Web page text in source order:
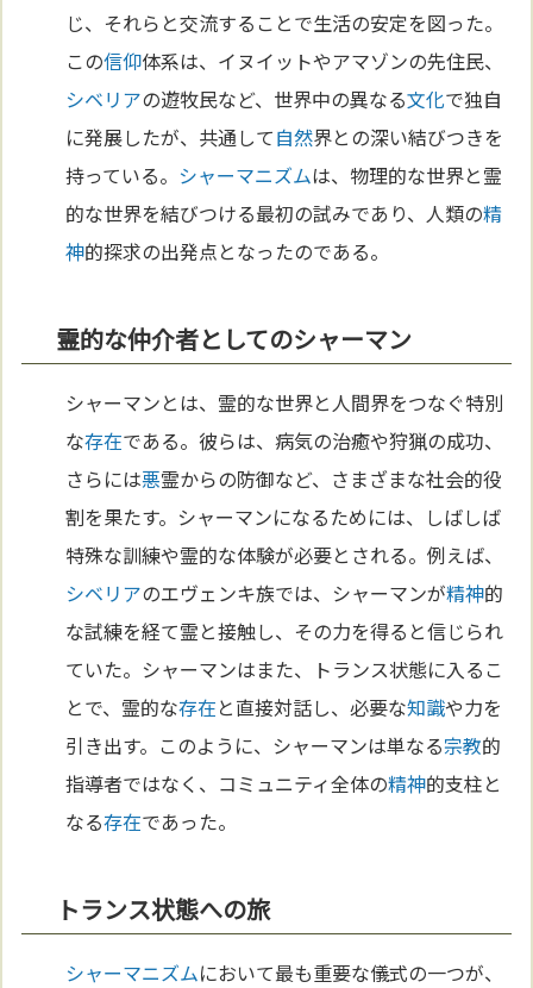
じ、それらと交流することで生活の安定を図った。
この信仰体系は、イヌイットやアマゾンの先住民、
シベリアの遊牧民など、世界中の異なる文化で独自
に発展したが、共通して自然界との深い結びつきを
持っている。 シャーマニズムは、物理的な世界と霊
的な世界を結びつける最初の試みであり、人類の精
神的探求の出発点となったのである。
霊的な仲介者としてのシャーマン
シャーマンとは、霊的な世界と人間界をつなぐ特別
な存在である。彼らは、病気の治癒や狩猟の成功、
さらには悪霊からの防御など、さまざまな社会的役
割を果たす。シャーマンになるためには、しばしば
特殊な訓練や霊的な体験が必要とされる。例えば、
シベリアのエヴェンキ族では、シャーマンが精神的
な試練を経て霊と接触し、その力を得ると信じられ
ていた。シャーマンはまた、トランス状態に入るこ
とで、霊的な存在と直接対話し、必要な知識や力を
引き出す。このように、シャーマンは単なる宗教的
指導者ではなく、コミュニティ全体の精神的支柱と
なる存在であった。
トランス状態への旅
シャーマニズムにおいて最も重要な儀式の一つが、